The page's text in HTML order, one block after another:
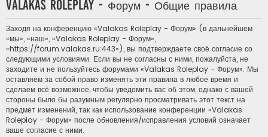
Valakas Roleplay - Форум - Общие правила
Заходя на конференцию «Valakas Roleplay - Форум» (в дальнейшем
«мы», «наш», «Valakas Roleplay - Форум»,
«https://forum.valakas.ru:443»), вы подтверждаете своё согласие со
следующими условиями. Если вы не согласны с ними, пожалуйста, не
заходите и не пользуйтесь форумами «Valakas Roleplay - Форум». Мы
оставляем за собой право изменять эти правила в любое время и
сделаем всё возможное, чтобы уведомить вас об этом, однако с вашей
стороны было бы разумным регулярно просматривать этот текст на
предмет изменений, так как использование конференции «Valakas
Roleplay - Форум» после обновления/исправления условий означает
ваше согласие с ними.